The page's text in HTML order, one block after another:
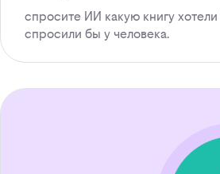
спросите ИИ какую книгу хотели
спросили бы у человека.